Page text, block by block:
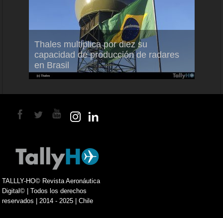
Thales multiplica por diez su
capacidad de producción de radares
en Brasil
TALLLY-HO© Revista Aeronáutica
Digital© | Todos los derechos
reservados | 2014 - 2025 | Chile